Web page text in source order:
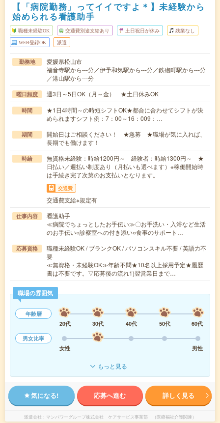
【「病院勤務」ってイイですよ＊】未経験から
始められる看護助手
職種未経験OK 交通費別途支給あり 土日祝日が休み 残業なし
WEB登録OK 派遣
勤務地
愛媛県松山市
福音寺駅から---分／伊予和気駅から---分／鉄砲町駅から---分
／港山駅から---分
曜日頻度 週3日～5日OK（月～金） ★土日休みOK
時間
★1日4時間～の時短シフトOK★都合に合わせてシフトが決
められますシフト例：7：00～16：009：…
期間
開始日はご相談ください！ ★急募 ★職場が気に入れば、
長期でも働けます！
時給
無資格未経験：時給1200円～ 経験者：時給1300円～ ★
日払い／週払い制度あり（月払いも選べます）※稼働開始時
は手続き完了次第のお支払いとなります。
交通費
交通費支給※規定有
仕事内容
看護助手
≪病院でちょっとしたお手伝い≫〇お手洗い・入浴など生活
のお手伝い○診察室への付き添い○食事のサポート…
応募資格
職種未経験OK / ブランクOK / パソコンスキル不要 / 英語力不
要
≪無資格・未経験OK≫年齢不問★10名以上採用予定★履歴
書は不要です。▽応募後の流れ1)翌営業日まで…
職場の雰囲気
年齢層
20代
30代 40代 50代
60代
男女比率
女性
男性
もっと見る
気になる! 応募へ進む 詳しく見る
派遣会社 マンパワーグループ株式会社 ケアサービス事業部 （医療福祉介護関連）